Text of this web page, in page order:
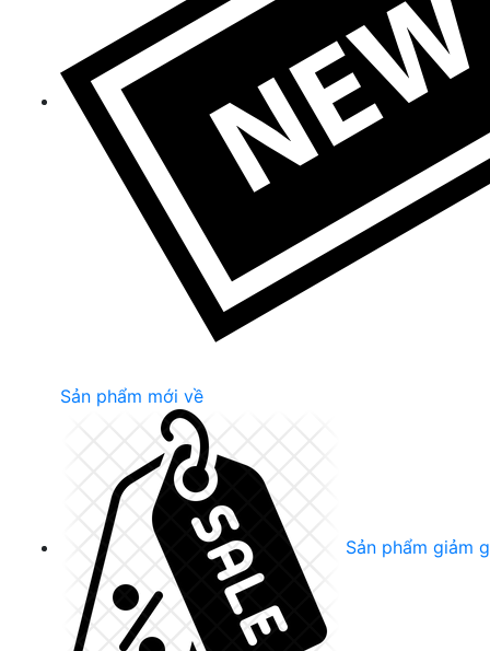
Sản phẩm mới về
Sản phẩm giảm